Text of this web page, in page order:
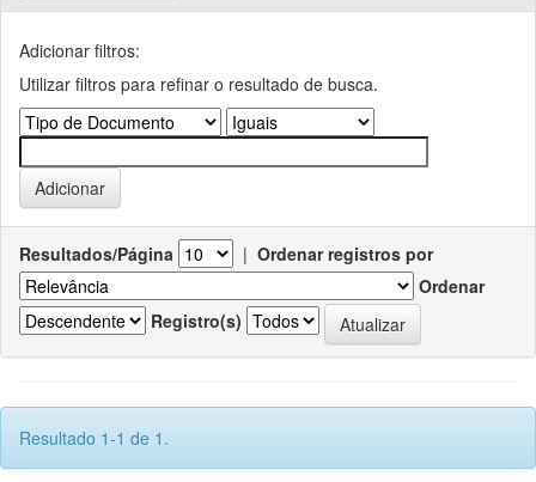
Adicionar filtros:
Utilizar filtros para refinar o resultado de busca.
Resultados/Página | Ordenar registros por
Ordenar
Registro(s)
Resultado 1-1 de 1.